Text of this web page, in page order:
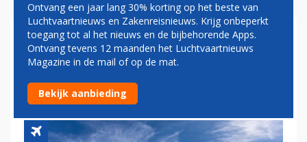
LUFTHANSA EN REDERIJ MSC
WILLEN SAMEN ALITALIA-
OPVOLGER ITA OVERNEMEN
Ontvang een jaar lang 30% korting op het beste van
Luchtvaartnieuws en Zakenreisnieuws. Krijg onbeperkt
toegang tot al het nieuws en de bijbehorende Apps.
Ontvang tevens 12 maanden het Luchtvaartnieuws
Magazine in de mail of op de mat.
Bekijk aanbieding